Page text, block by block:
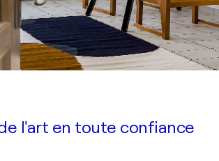
l'art en toute confiance